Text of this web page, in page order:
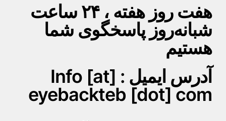
هفت روز هفته ، ۲۴ ساعت
شبانه‌روز پاسخگوی شما
هستیم
آدرس ایمیل : Info [at]
eyebackteb [dot] com